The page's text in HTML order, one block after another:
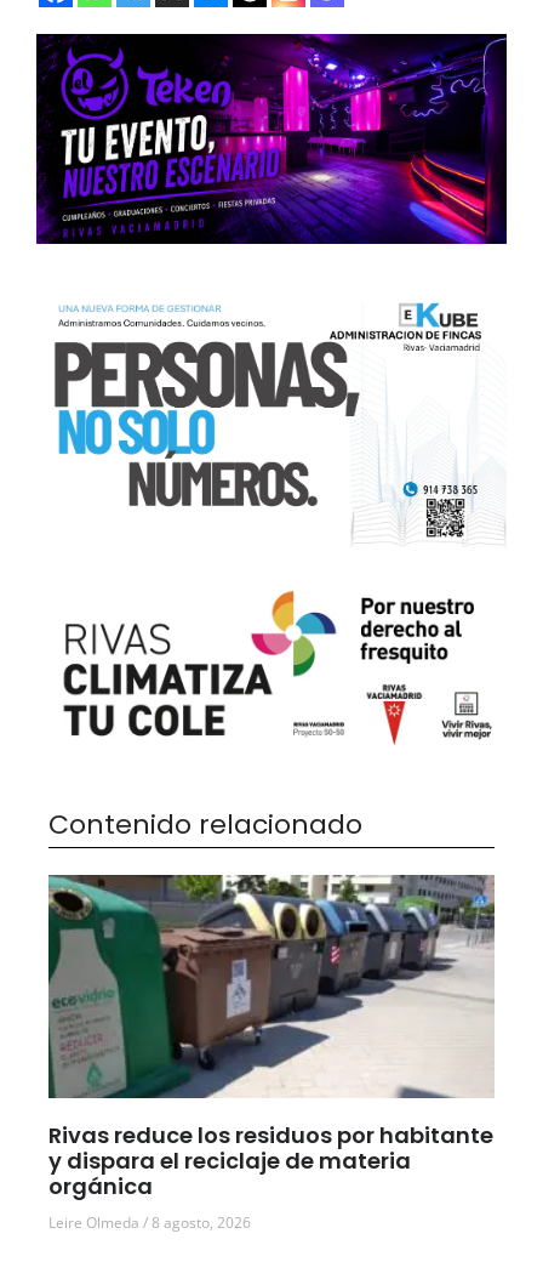
Contenido relacionado
Rivas reduce los residuos por habitante
y dispara el reciclaje de materia
orgánica
Leire Olmeda 8 agosto, 2026